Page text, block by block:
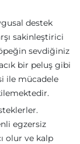
destek
sakinleştirici
sevdiğiniz
bir peluş gibi
ile mücadele
egzersiz
olur ve kalp